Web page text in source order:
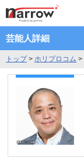
芸能人詳細
トップ> ホリプロコム >